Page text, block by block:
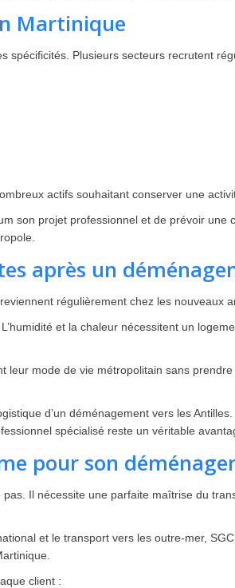
Martinique
spécificités. Plusieurs secteurs recrutent
actifs souhaitant conserver une
son projet professionnel et de prévoir
après un
régulièrement chez les nouveaux
et la chaleur nécessitent un
leur mode de vie métropolitain sans
d’un déménagement vers les
spécialisé reste un véritable
pour son
Il nécessite une parfaite maîtrise du
et le transport vers les outre-mer,
client :